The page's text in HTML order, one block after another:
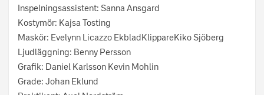
Inspelningsassistent: Sanna Ansgard
Kostymör: Kajsa Tosting
Maskör: Evelynn Licazzo EkbladKlippareKiko Sjöberg
Ljudläggning: Benny Persson
Grafik: Daniel Karlsson Kevin Mohlin
Grade: Johan Eklund